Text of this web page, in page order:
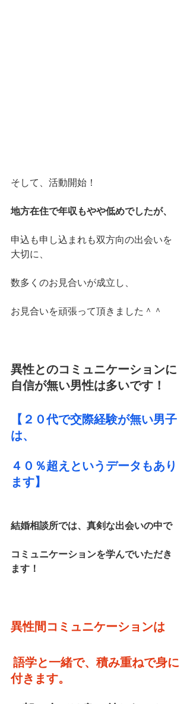
そして、活動開始！
地方在住で年収もやや低めでしたが、
申込も申し込まれも双方向の出会いを
大切に、
数多くのお見合いが成立し、
お見合いを頑張って頂きました＾＾
異性とのコミュニケーションに
自信が無い男性は多いです！
【２０代で交際経験が無い男子
は、
４０％超えというデータもあり
ます】
結婚相談所では、真剣な出会いの中で
コミュニケーションを学んでいただき
ます！
異性間コミュニケーションは
付きます。